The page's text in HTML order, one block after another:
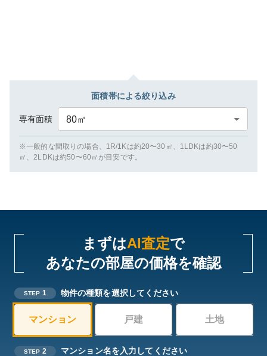
面積帯による絞り込み
専有面積 80㎡
※一般的な間取りの場合、1R/1Kは約20〜30㎡、1LDKは約30〜50
㎡、2LDKは約50〜60㎡が目安です。
まずはAI査定で
あなたの部屋の価格を確認
STEP 1 物件の種類を選択してください
マンション 戸建 土地
STEP 2 マンション名を入力してください